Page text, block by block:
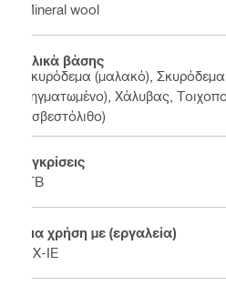
Mineral wool
Υλικά βάσης
Σκυρόδεμα (μαλακό),
ρηγματωμένο), Χάλυβας,
ασβεστόλιθο)
Εγκρίσεις
ITB
Για χρήση με (εργαλεία)
DX-IE